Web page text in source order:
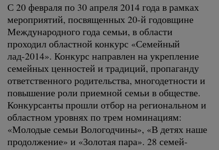
С 20 февраля по 30 апреля 2014 года в рамках
мероприятий, посвященных 20-й годовщине
Международного года семьи, в области
проходил областной конкурс «Семейный
лад-2014». Конкурс направлен на укрепление
семейных ценностей и традиций, пропаганду
ответственного родительства, многодетности и
повышение роли приемной семьи в обществе.
Конкурсанты прошли отбор на региональном и
областном уровнях по трем номинациям:
«Молодые семьи Вологодчины», «В детях наше
продолжение» и «Золотая пара». 28 семей-